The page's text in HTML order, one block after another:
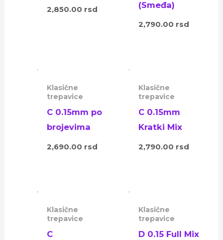
2,850.00 rsd
(Smeđa)
2,790.00 rsd
Klasične
trepavice
C 0.15mm po
brojevima
2,690.00 rsd
Klasične
trepavice
C 0.15mm
Kratki Mix
2,790.00 rsd
Klasične
trepavice
C
Klasične
trepavice
D 0.15 Full Mix